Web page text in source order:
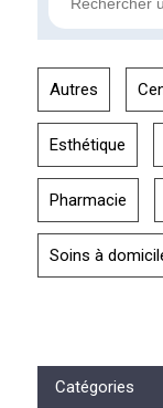
Autres
Esthétique
Pharmacie
Soins à
Catégories